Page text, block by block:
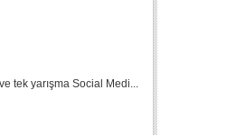
tek ya­rışma Social Medi...